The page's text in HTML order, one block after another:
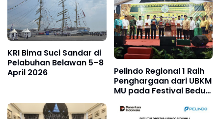
KRI Bima Suci Sandar di
Pelabuhan Belawan 5–8
April 2026
Pelindo Regional 1 Raih
Penghargaan dari UBKM
MU pada Festival Beduk